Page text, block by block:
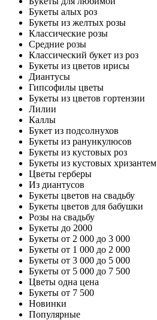
Букеты алых роз
Букеты из желтых розы
Классические розы
Средние розы
Классический букет из роз
Букеты из цветов ирисы
Диантусы
Гипсофилы цветы
Букеты из цветов гортензии
Лилии
Каллы
Букет из подсолнухов
Букеты из ранункулюсов
Букеты из кустовых роз
Букеты из кустовых хризантем
Цветы герберы
Из диантусов
Букеты цветов на свадьбу
Букеты цветов для бабушки
Розы на свадьбу
Букеты до 2000
Букеты от 2 000 до 3 000
Букеты от 1 000 до 2 000
Букеты от 3 000 до 5 000
Букеты от 5 000 до 7 500
Цветы одна цена
Букеты от 7 500
Новинки
Популярные